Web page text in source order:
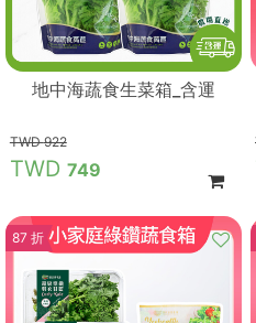
地中海蔬食生菜箱_含運
922
749
87 折